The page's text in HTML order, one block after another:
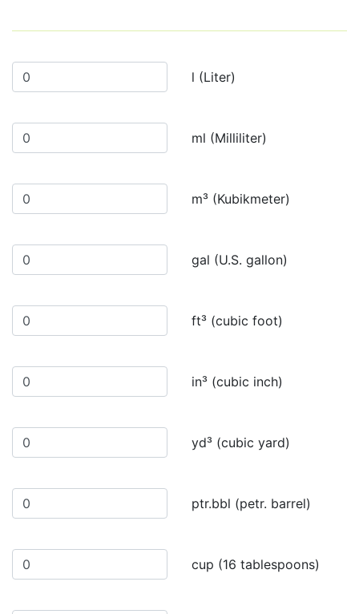
l (Liter)
ml (Milliliter)
m³ (Kubikmeter)
gal (U.S. gallon)
ft³ (cubic foot)
in³ (cubic inch)
yd³ (cubic yard)
ptr.bbl (petr. barrel)
cup (16 tablespoons)